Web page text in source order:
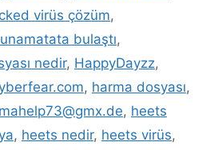
virüs çözüm,
bulaştı,
nedir, HappyDayzz,
, harma dosyası,
, heets
, heets nedir, heets virüs,